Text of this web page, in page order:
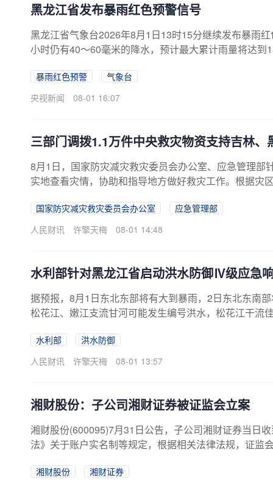
黑龙江省发布暴雨红色预警信号
黑龙江省气象台2026年8月1日13时15分继续发布暴雨
小时仍有40～60毫米的降水，预计最大累计雨量将达到
暴雨红色预警
气象台
央视新闻
08-01 16:07
三部门调拨1.1万件中央救灾物资支持吉林、
8月1日，国家防灾减灾救灾委员会办公室、应急管理
实地查看灾情，协助和指导地方做好救灾工作。根据灾
国家防灾减灾救灾委员会办公室
应急管理部
人民财讯
许擎天梅 08-01 14:48
水利部针对黑龙江省启动洪水防御Ⅳ级应急
据预报，8月1日东北东部将有大到暴雨，2日东北东南
松花江、嫩江支流甘河可能发生编号洪水，松花江干流
御Ⅳ级应急响应。督促指导地方水利部门密切关注雨水
守，重点做好水库安全度汛、中小河流洪水和山洪灾
水利部
洪水防御
人民财讯
许擎天梅 08-01 13:57
湘财股份：子公司湘财证券被证监会立案
湘财股份(600095)7月31日公告，子公司湘财证券当日
法》关于账户实名制等规定，根据相关法律法规，证监
湘财股份
湘财证券